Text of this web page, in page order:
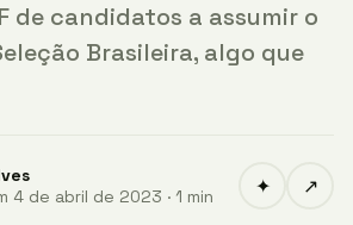
de candidatos a assumir o
Brasileira, algo que
4 de abril de 2023 · 1 min
✦ ↗